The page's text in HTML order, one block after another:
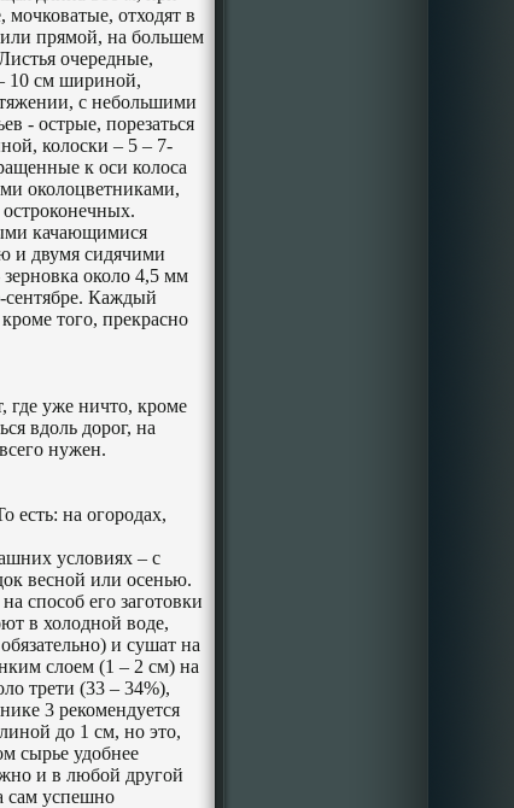
отходят в
прямой, на большем
очередные,
10 см шириной,
с небольшими
- острые, порезаться
колоски – 5 – 7-
к оси колоса
околоцветниками,
качающимися
и двумя сидячими
около 4,5 мм
Каждый
того, прекрасно
где уже ничто, кроме
вдоль дорог, на
нужен.
есть: на огородах,
условиях – с
весной или осенью.
способ его заготовки
в холодной воде,
и сушат на
слоем (1 – 2 см) на
трети (33 – 34%),
3 рекомендуется
до 1 см, но это,
сырье удобнее
и в любой другой
сам успешно